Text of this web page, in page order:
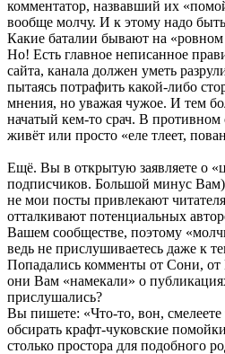
комментатор, назвавший их
вообще молчу. И к этому надо
Какие баталии бывают на «ровном
Но! Есть главное неписанное
сайта, канала должен уметь
пытаясь потрафить какой-либо
мнения, но уважая чужое. И тем
начатый кем-то срач. В противном
живёт или просто «еле тлеет,
Ещё. Вы в открытую заявляете о
подписчиков. Большой минус
не мои посты привлекают
отталкивают потенциальных
Вашем сообществе, поэтому
ведь не прислушиваетесь даже к
Попадались комменты от Сони, от
они Вам «намекали» о
прислушались?
Вы пишете: «Что-то, вон, смелеете
обсирать крафт-чуковские
столько простора для подобного